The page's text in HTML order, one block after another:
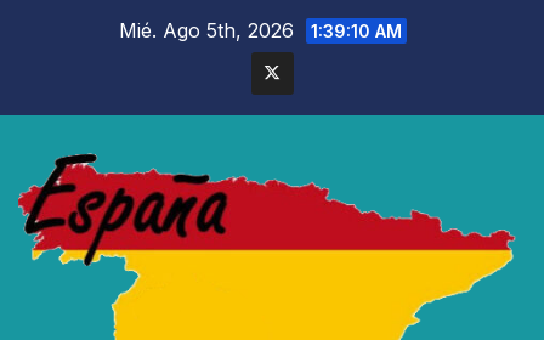
Mié. Ago 5th, 2026 1:39:12 AM